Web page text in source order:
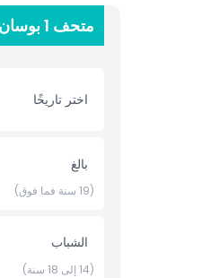
أبرز المعالم
المتضمنات
الاستثناءات
ساعات العمل
متحف 1 بوسان السعر والخيارات
اختر تاريخًا
بالغ
(19 سنة فما فوق)
الشباب
(14 إلى 18 سنة)